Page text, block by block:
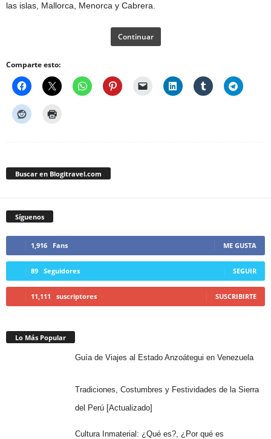
las islas, Mallorca, Menorca y Cabrera.
Continuar
Comparte esto:
Buscar en Blogitravel.com
Síguenos
1,916 Fans ME GUSTA
89 Seguidores SEGUIR
11,111 suscriptores SUSCRIBIRTE
Lo Más Popular
Guía de Viajes al Estado Anzoátegui en Venezuela
Tradiciones, Costumbres y Festividades de la Sierra
del Perú [Actualizado]
Cultura Inmaterial: ¿Qué es?, ¿Por qué es